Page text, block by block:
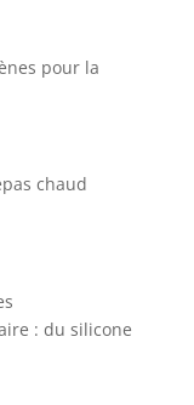
pour la
chaud
: du silicone